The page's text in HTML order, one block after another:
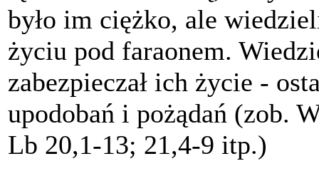
było im ciężko, ale
życiu pod faraonem.
zabezpieczał ich życie -
upodobań i pożądań (zob.
Lb 20,1-13; 21,4-9 itp.)